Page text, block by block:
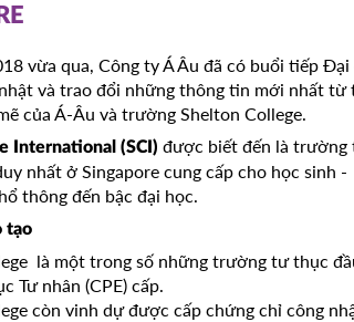
vừa qua, Công ty Á Âu đã có buổi tiếp
và trao đổi những thông tin mới nhất
của Á-Âu và trường Shelton College.
International (SCI) được biết đến là trường
nhất ở Singapore cung cấp cho học sinh
thông đến bậc đại học.
tạo
là một trong số những trường tư thục
Tư nhân (CPE) cấp.
còn vinh dự được cấp chứng chỉ công